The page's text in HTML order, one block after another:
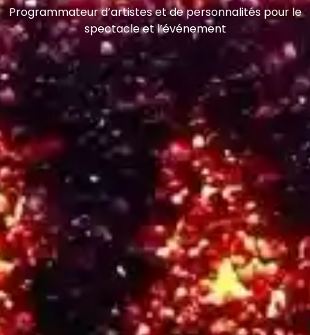
Programmateur d’artistes et de personnalités pour le
spectacle et l’événement